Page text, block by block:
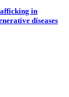
in
diseases